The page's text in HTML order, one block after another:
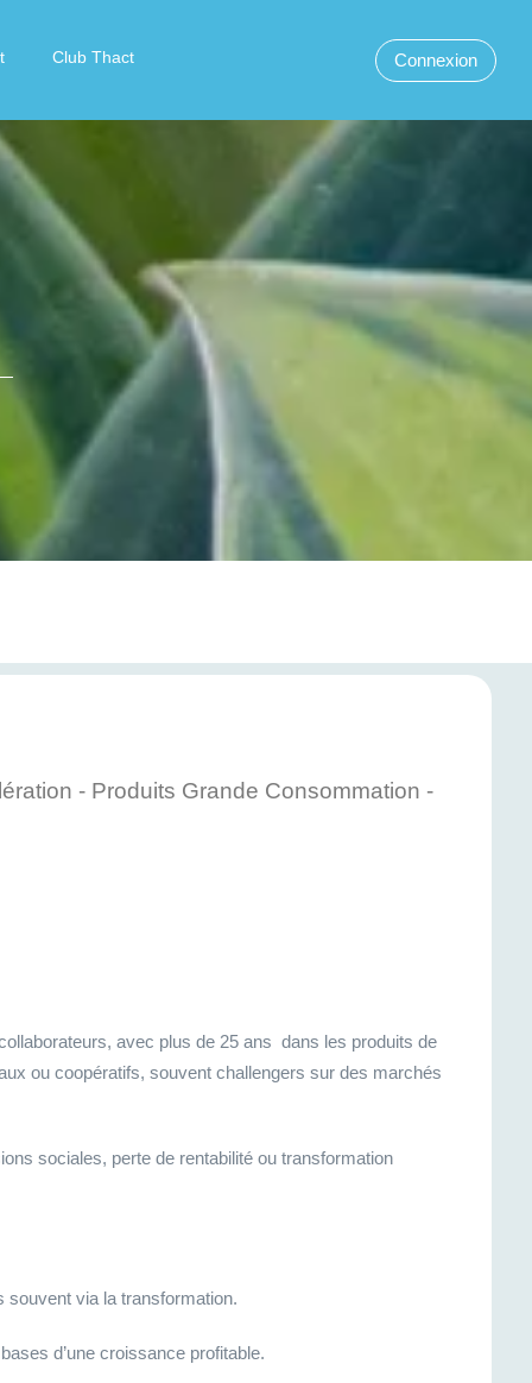
Club Thact Connexion
- Produits Grande Consommation -
avec plus de 25 ans dans les produits de
ou coopératifs, souvent challengers sur des marchés
sociales, perte de rentabilité ou transformation
via la transformation.
d’une croissance profitable.